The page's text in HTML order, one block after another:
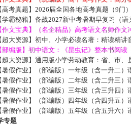
高考真题】2026届全国各地高考真题（9门
学霸秘籍】备战2027新中考暑期早复习（
作文宝典】（名企精品）高考语文名师作文
超大资源】初中、小学必读名著：精读精讲
部编版】初中语文：《昆虫记》整本书阅读
超大资源】通用版小学劳动教育：省、市、
暑假作业】（部编版）一年级（含一升二）
暑假作业】（部编版）二年级（含二升三）
暑假作业】（部编版）三年级（含三升四）
暑假作业】（部编版）四年级（含四升五）
暑假作业】（部编版）五年级（含五升六）
专题